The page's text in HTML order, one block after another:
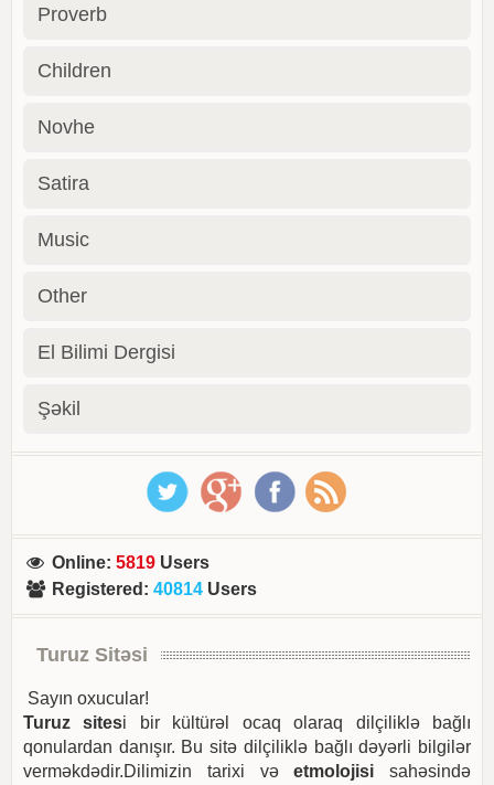
Proverb
Children
Novhe
Satira
Music
Other
El Bilimi Dergisi
Şəkil
Online:5819 Users
Registered :40814 Users
Turuz Sitəsi
Sayın oxucular!
Turuz sitesi bir kültürəl ocaq olaraq dilçiliklə bağlı
qonulardan danışır. Bu sitə dilçiliklə bağlı dəyərli bilgilər
verməkdədir.Dilimizin tarixi vəetmolojisi sahəsində